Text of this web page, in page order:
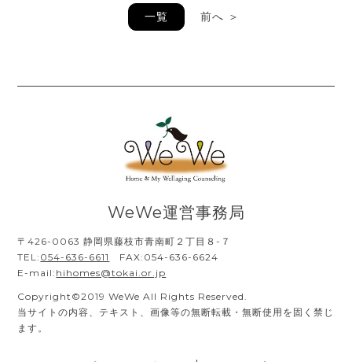
一覧 前へ ＞
WeWe運営事務局
〒426-0063 静岡県藤枝市青南町２丁目８-７
TEL: 054-636-6611
FAX:054-636-6624
E-mail: hihomes@tokai.or.jp
Copyright©2019 WeWe All Rights Reserved.
当サイトの内容、テキスト、画像等の無断転載・無断使用を固く禁じ
ます。